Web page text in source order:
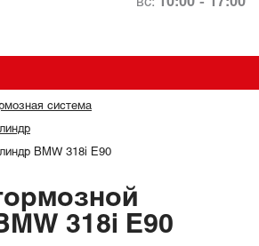
система
BMW 318i E90
318i E90